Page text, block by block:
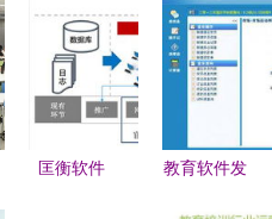
匡衡软件
教育软件发